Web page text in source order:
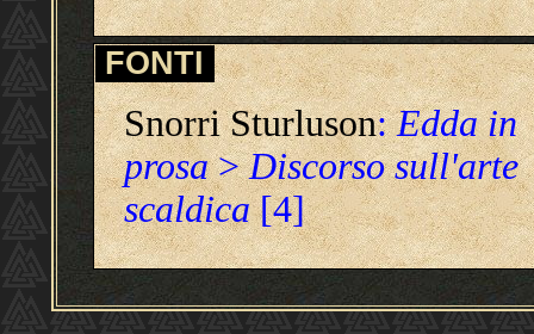
FONTI
Snorri Sturluson:Edda in
prosa>Discorso sull'arte
scaldica[4]